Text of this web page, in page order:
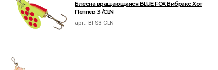
Блесна вращающаяся BLUE FOX Вибракс Хот
Пеппер 3 /CLN
арт.: BFS3-CLN